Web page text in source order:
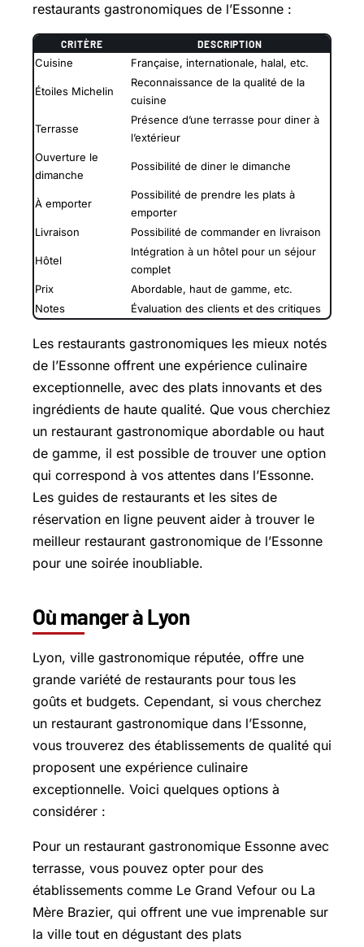
restaurants gastronomiques de l’Essonne :
CRITÈRE DESCRIPTION
Cuisine Française, internationale, halal, etc.
Étoiles Michelin
Reconnaissance de la qualité de la
cuisine
Terrasse
Présence d’une terrasse pour diner à
l’extérieur
Ouverture le
dimanche
Possibilité de diner le dimanche
À emporter
Possibilité de prendre les plats à
emporter
Livraison
Possibilité de commander en livraison
Hôtel
Intégration à un hôtel pour un séjour
complet
Prix
Abordable, haut de gamme, etc.
Notes
Évaluation des clients et des critiques
Les restaurants gastronomiques les mieux notés
de l’Essonne offrent une expérience culinaire
exceptionnelle, avec des plats innovants et des
ingrédients de haute qualité. Que vous cherchiez
un restaurant gastronomique abordable ou haut
de gamme, il est possible de trouver une option
qui correspond à vos attentes dans l’Essonne.
Les guides de restaurants et les sites de
réservation en ligne peuvent aider à trouver le
meilleur restaurant gastronomique de l’Essonne
pour une soirée inoubliable.
Où manger à Lyon
Lyon, ville gastronomique réputée, offre une
grande variété de restaurants pour tous les
goûts et budgets. Cependant, si vous cherchez
un restaurant gastronomique dans l’Essonne,
vous trouverez des établissements de qualité qui
proposent une expérience culinaire
exceptionnelle. Voici quelques options à
considérer :
Pour un restaurant gastronomique Essonne avec
terrasse, vous pouvez opter pour des
établissements comme Le Grand Vefour ou La
Mère Brazier, qui offrent une vue imprenable sur
la ville tout en dégustant des plats